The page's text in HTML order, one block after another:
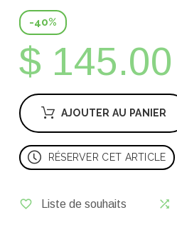
-40%
$ 145.00
AJOUTER AU PANIER
RÉSERVER CET ARTICLE
Liste de souhaits